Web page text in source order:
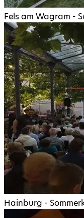
Fels am Wagram -
Hainburg -